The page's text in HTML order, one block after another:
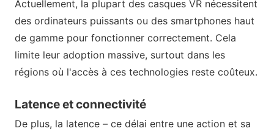
Actuellement, la plupart des casques VR nécessitent
des ordinateurs puissants ou des smartphones haut
de gamme pour fonctionner correctement. Cela
limite leur adoption massive, surtout dans les
régions où l'accès à ces technologies reste coûteux.
Latence et connectivité
De plus, la latence – ce délai entre une action et sa